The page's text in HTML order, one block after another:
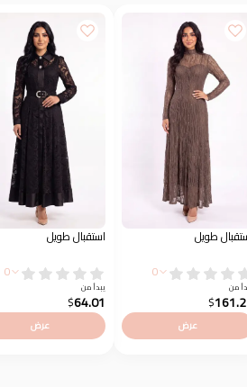
طويل
0
من
$
عرض
استقبال طويل
0
يبدأ من
64.01
$
عرض